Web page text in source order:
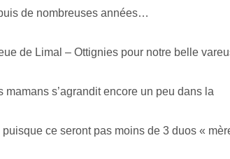
de nombreuses années…
de Limal – Ottignies pour notre belle
s’agrandit encore un peu dans la
ce seront pas moins de 3 duos «